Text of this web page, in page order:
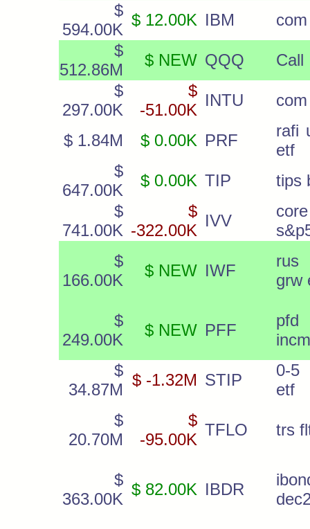
$
594.00K
$ 12.00K IBM
com
$
512.86M
$ NEW QQQ
Call
$
297.00K
$
-51.00K
INTU com
$ 1.84M $ 0.00K PRF
rafi
etf
$
647.00K
$ 0.00K TIP
tips
$
741.00K
$
-322.00K
IVV
core
$
166.00K
$ NEW IWF
grw
$
249.00K
$ NEW PFF
$
34.87M
$ -1.32M STIP
0-5
etf
$
20.70M
$
-95.00K
TFLO trs
$
363.00K
$ 82.00K IBDR